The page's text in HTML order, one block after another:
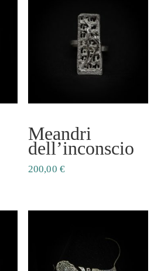
Meandri
dell’inconscio
200,00 €